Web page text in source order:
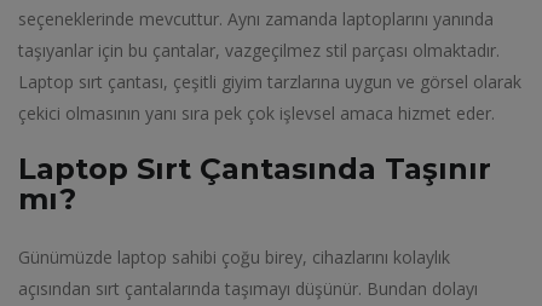
seçeneklerinde mevcuttur. Aynı zamanda laptoplarını yanında
taşıyanlar için bu çantalar, vazgeçilmez stil parçası olmaktadır.
Laptop sırt çantası, çeşitli giyim tarzlarına uygun ve görsel olarak
çekici olmasının yanı sıra pek çok işlevsel amaca hizmet eder.
Laptop Sırt Çantasında Taşınır
mı?
Günümüzde laptop sahibi çoğu birey, cihazlarını kolaylık
açısından sırt çantalarında taşımayı düşünür. Bundan dolayı